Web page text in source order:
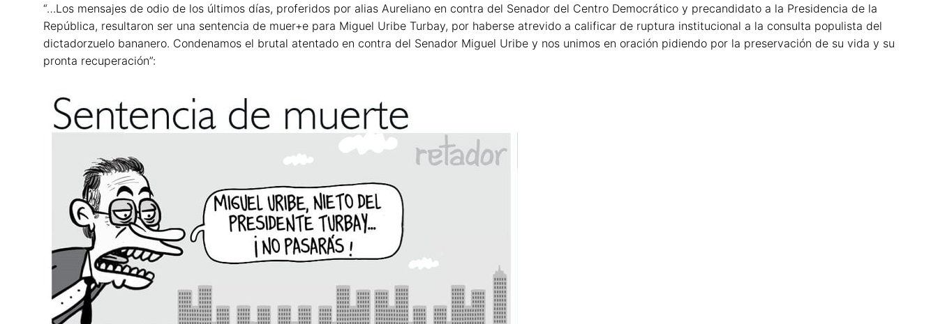
“…Los mensajes de odio de los últimos días, proferidos por alias Aureliano en contra del Senador del Centro Democrático y precandidato a la Presidencia de la
República, resultaron ser una sentencia de muer+e para Miguel Uribe Turbay, por haberse atrevido a calificar de ruptura institucional a la consulta populista del
dictadorzuelo bananero. Condenamos el brutal atentado en contra del Senador Miguel Uribe y nos unimos en oración pidiendo por la preservación de su vida y su
pronta recuperación”: